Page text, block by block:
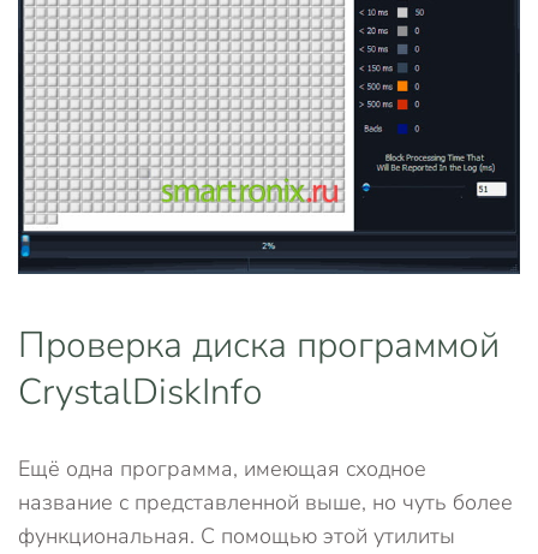
Проверка диска программой
CrystalDiskInfo
Ещё одна программа, имеющая сходное
название с представленной выше, но чуть более
функциональная. С помощью этой утилиты